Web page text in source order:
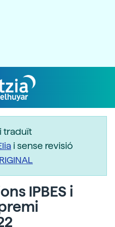
traduït
i sense revisió
IPBES i